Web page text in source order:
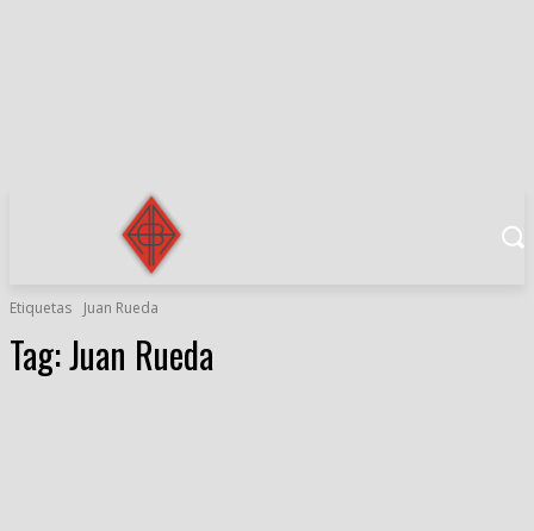
Etiquetas Juan Rueda
Tag:Juan Rueda